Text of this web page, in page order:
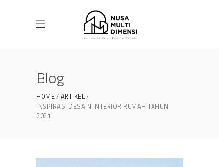
Blog
HOME ARTIKEL
INSPIRASI DESAIN INTERIOR RUMAH TAHUN
2021